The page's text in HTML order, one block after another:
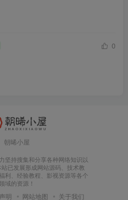
0
朝晞小屋
坚持搜集和分享各种网络知识以
已发展形成网站源码、技术教
利、经验教程、影视资源等各个
域的资源！
明 网站地图 关于我们